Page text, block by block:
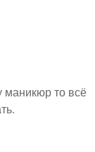
маникюр то всё